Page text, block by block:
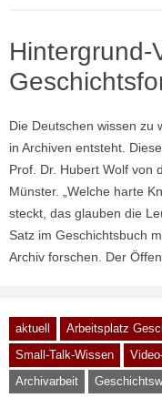
Hintergrund-
Die Deutschen wissen zu
in Archiven entsteht.
Prof. Dr. Hubert Wolf von
Münster. „Welche harte
steckt, das glauben die
Satz im Geschichtsbuch
Archiv forschen. Der
aktuell Arbeitsplatz
Small-Talk-Wissen
Archivarbeit